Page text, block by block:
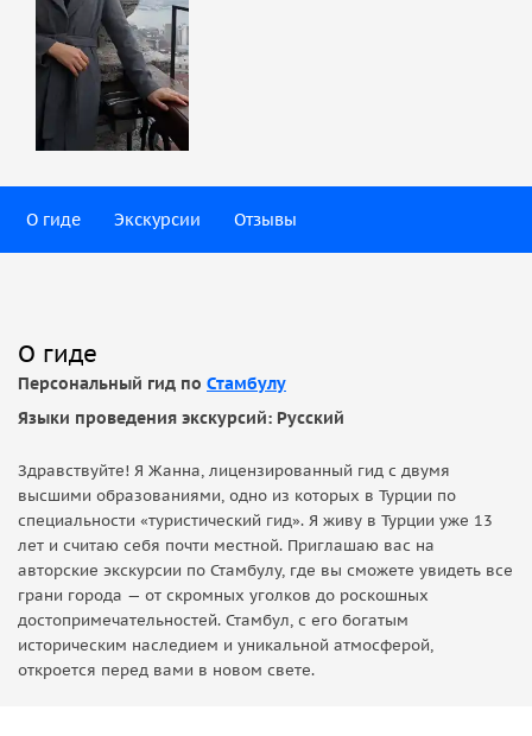
О гиде Экскурсии Отзывы
О гиде
Персональный гид по Стамбулу
Языки проведения экскурсий: Русский
Здравствуйте! Я Жанна, лицензированный гид с двумя
высшими образованиями, одно из которых в Турции по
специальности «туристический гид». Я живу в Турции уже 13
лет и считаю себя почти местной. Приглашаю вас на
авторские экскурсии по Стамбулу, где вы сможете увидеть все
грани города — от скромных уголков до роскошных
достопримечательностей. Стамбул, с его богатым
историческим наследием и уникальной атмосферой,
откроется перед вами в новом свете.